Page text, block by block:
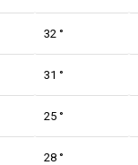
32 °
31 °
25 °
28 °